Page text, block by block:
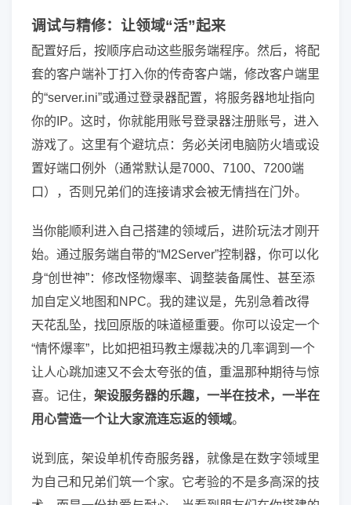
调试与精修：让领域“活”起来
配置好后，按顺序启动这些服务端程序。然后，将配
套的客户端补丁打入你的传奇客户端，修改客户端里
的“server.ini”或通过登录器配置，将服务器地址指向
你的IP。这时，你就能用账号登录器注册账号，进入
游戏了。这里有个避坑点：务必关闭电脑防火墙或设
置好端口例外（通常默认是7000、7100、7200端
口），否则兄弟们的连接请求会被无情挡在门外。
当你能顺利进入自己搭建的领域后，进阶玩法才刚开
始。通过服务端自带的“M2Server”控制器，你可以化
身“创世神”：修改怪物爆率、调整装备属性、甚至添
加自定义地图和NPC。我的建议是，先别急着改得
天花乱坠，找回原版的味道極重要。你可以设定一个
“情怀爆率”，比如把祖玛教主爆裁决的几率调到一个
让人心跳加速又不会太夸张的值，重温那种期待与惊
喜。记住， 架设服务器的乐趣，一半在技术，一半在
用心营造一个让大家流连忘返的领域。
说到底，架设单机传奇服务器，就像是在数字领域里
为自己和兄弟们筑一个家。它考验的不是多高深的技